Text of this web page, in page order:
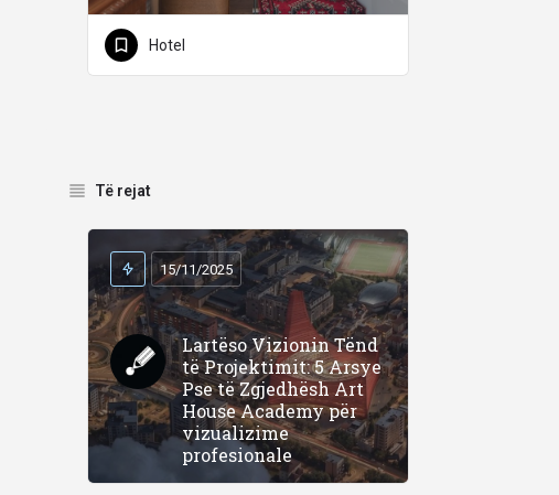
Hotel
Të rejat
Lartëso Vizionin Tënd
të Projektimit: 5 Arsye
Pse të Zgjedhësh Art
House Academy për
vizualizime
profesionale
15/11/2025